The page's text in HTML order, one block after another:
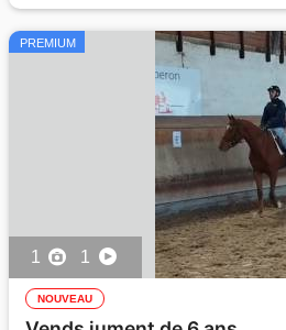
PREMIUM
1 1
NOUVEAU